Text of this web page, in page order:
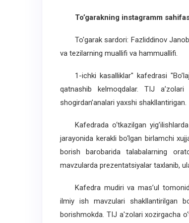
To’garakning instagramm
To'garak sardori: Fazliddinov
va tezilarning muallifi va hammuallifi.
1-ichki kasalliklar" kafedrasi
qatnashib kelmoqdalar. TIJ
shogirdan’analari yaxshi shakllantirigan.
Kafedrada o‘tkazilgan
jarayonida kerakli bo‘lgan birlamchi
borish barobarida talabalarning
mavzularda prezentatsiyalar taxlanib,
Kafedra mudiri va mas’ul
ilmiy ish mavzulari shakllantirilgan
borishmokda. TIJ a'zolari xozirgacha